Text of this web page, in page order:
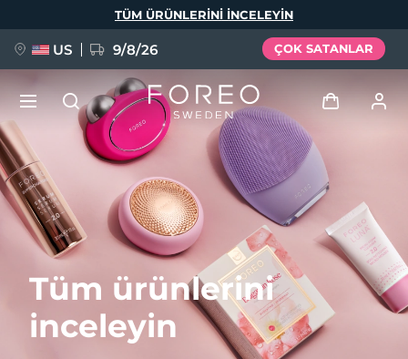
Tüm ürünlerini
inceleyin
TÜM ÜRÜNLERINI INCELEYIN
US 9/8/26 ÇOK SATANLAR
Kullanici profi̇li̇
Cihazlarım
Siparişlerim
YENİ
FAQ™ Pure Beauty-Tech Elixir
BREAKING NEWS
Dil Seçimi
English Deutsch
Español
Français
Italiano
Português
Polski
Svenska
Русский
繁體中文